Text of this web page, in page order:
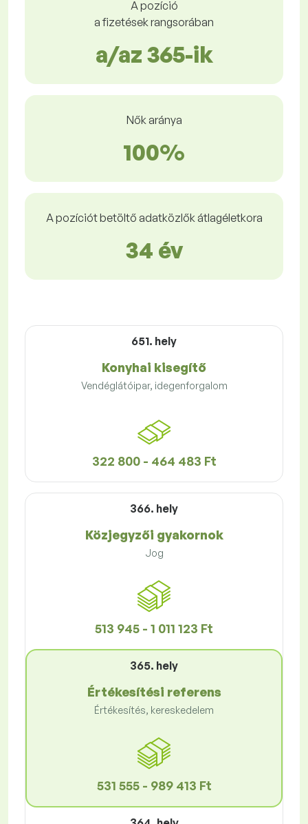
A pozíció
a fizetések rangsorában
a/az 365-ik
Nők aránya
100%
A pozíciót betöltő adatközlők átlagéletkora
34 év
651. hely
Konyhai kisegítő
Vendéglátóipar, idegenforgalom
322 800 - 464 483 Ft
366. hely
Közjegyzői gyakornok
Jog
513 945 - 1 011 123 Ft
365. hely
Értékesítési referens
Értékesítés, kereskedelem
531 555 - 989 413 Ft